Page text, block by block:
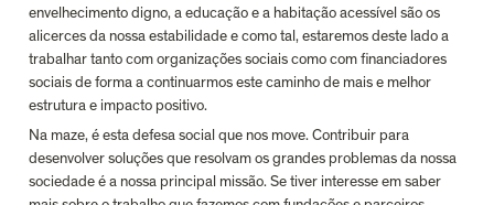
envelhecimento digno, a educação e a habitação acessível são os
alicerces da nossa estabilidade e como tal, estaremos deste lado a
trabalhar tanto com organizações sociais como com financiadores
sociais de forma a continuarmos este caminho de mais e melhor
estrutura e impacto positivo.
Na maze, é esta defesa social que nos move. Contribuir para
desenvolver soluções que resolvam os grandes problemas da nossa
sociedade é a nossa principal missão. Se tiver interesse em saber